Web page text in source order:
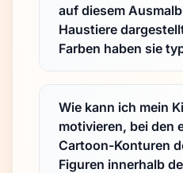
auf diesem
Haustiere
Farben haben sie
Wie kann ich mein
motivieren, bei den
Cartoon-Konturen
Figuren innerhalb